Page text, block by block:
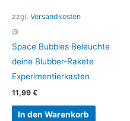
zzgl. Versandkosten
@
Space Bubbles Beleuchte
deine Blubber-Rakete
Experimentierkasten
11,99 €
In den Warenkorb